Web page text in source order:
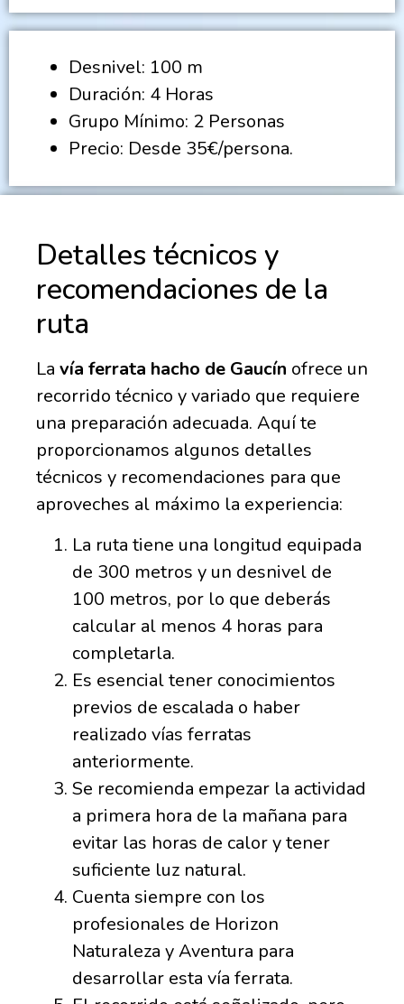
Desnivel: 100 m
Duración: 4 Horas
Grupo Mínimo: 2 Personas
Precio: Desde 35€/persona.
Detalles técnicos y
recomendaciones de la
ruta
La vía ferrata hacho de Gaucín ofrece un
recorrido técnico y variado que requiere
una preparación adecuada. Aquí te
proporcionamos algunos detalles
técnicos y recomendaciones para que
aproveches al máximo la experiencia:
La ruta tiene una longitud equipada
de 300 metros y un desnivel de
100 metros, por lo que deberás
calcular al menos 4 horas para
completarla.
Es esencial tener conocimientos
previos de escalada o haber
realizado vías ferratas
anteriormente.
Se recomienda empezar la actividad
a primera hora de la mañana para
evitar las horas de calor y tener
suficiente luz natural.
Cuenta siempre con los
profesionales de Horizon
Naturaleza y Aventura para
desarrollar esta vía ferrata.